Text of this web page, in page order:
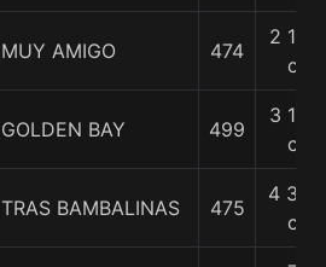
MUY AMIGO 474
2 1/4
c
GOLDEN BAY 499
3 1/2
c
TRAS BAMBALINAS 475
4 3/4
c